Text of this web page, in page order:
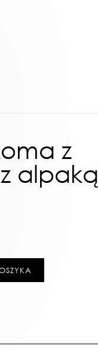
z
alpaką